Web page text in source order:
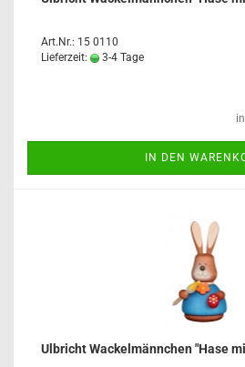
Art.Nr.: 15 0110
Lieferzeit:
3-4 Tage
IN DEN
Ulbricht Wackelmännchen "Hase